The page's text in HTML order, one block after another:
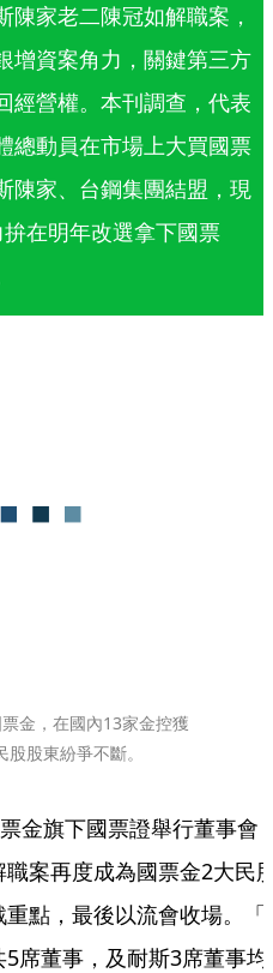
陳家老二陳冠如解職案，
增資案角力，關鍵第三方
經營權。本刊調查，代表
總動員在市場上大買國票
陳家、台鋼集團結盟，現
在明年改選拿下國票
金，在國內13家金控獲
股東紛爭不斷。
金旗下國票證舉行董事會
案再度成為國票金2大民
點，最後以流會收場。「
席董事，及耐斯3席董事均